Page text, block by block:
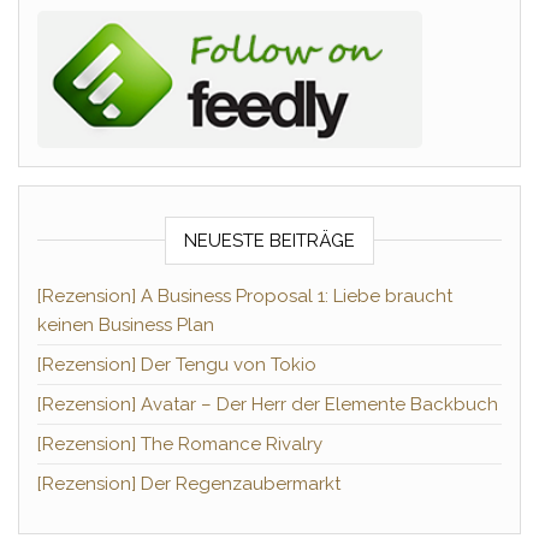
NEUESTE BEITRÄGE
[Rezension] A Business Proposal 1: Liebe braucht
keinen Business Plan
[Rezension] Der Tengu von Tokio
[Rezension] Avatar – Der Herr der Elemente Backbuch
[Rezension] The Romance Rivalry
[Rezension] Der Regenzaubermarkt